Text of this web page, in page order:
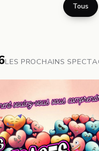
Tous
LES PROCHAINS